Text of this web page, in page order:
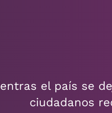
el país se
ciudadanos